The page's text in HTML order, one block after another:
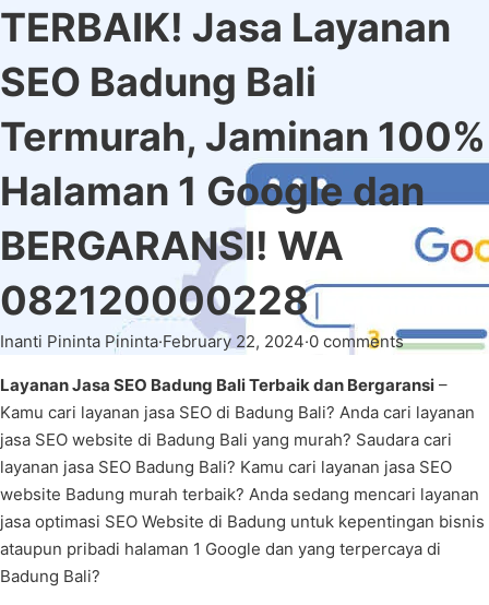
TERBAIK! Jasa Layanan
SEO Badung Bali
Termurah, Jaminan 100%
Halaman 1 Google dan
BERGARANSI! WA
082120000228
Inanti Pininta Pininta·February 22, 2024·0 comments
Layanan Jasa SEO Badung Bali Terbaik dan Bergaransi –
Kamu cari layanan jasa SEO di Badung Bali? Anda cari layanan
jasa SEO website di Badung Bali yang murah? Saudara cari
layanan jasa SEO Badung Bali? Kamu cari layanan jasa SEO
website Badung murah terbaik? Anda sedang mencari layanan
jasa optimasi SEO Website di Badung untuk kepentingan bisnis
ataupun pribadi halaman 1 Google dan yang terpercaya di
Badung Bali?